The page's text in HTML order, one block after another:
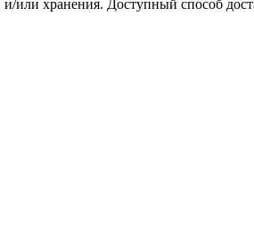
или хранения. Доступный способ